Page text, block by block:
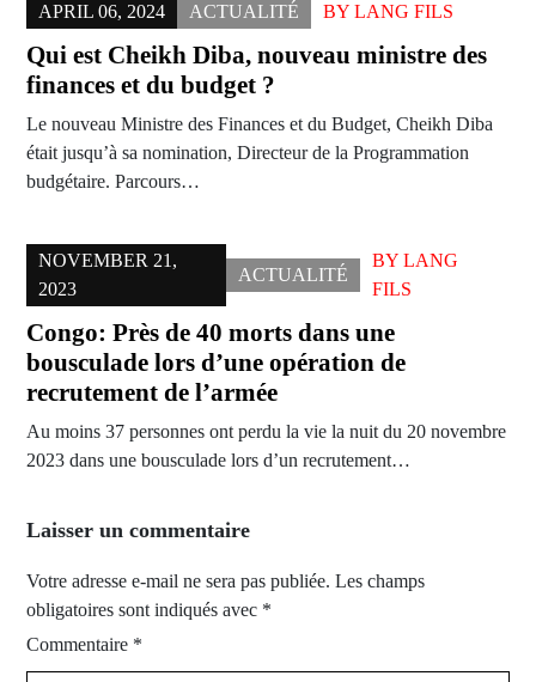
APRIL 06, 2024 ACTUALITÉ BY LANG FILS
Qui est Cheikh Diba, nouveau ministre des
finances et du budget ?
Le nouveau Ministre des Finances et du Budget, Cheikh Diba
était jusqu’à sa nomination, Directeur de la Programmation
budgétaire. Parcours…
NOVEMBER 21,
2023
ACTUALITÉ
BY LANG
FILS
Congo: Près de 40 morts dans une
bousculade lors d’une opération de
recrutement de l’armée
Au moins 37 personnes ont perdu la vie la nuit du 20 novembre
2023 dans une bousculade lors d’un recrutement…
Laisser un commentaire
Votre adresse e-mail ne sera pas publiée. Les champs
obligatoires sont indiqués avec *
Commentaire *